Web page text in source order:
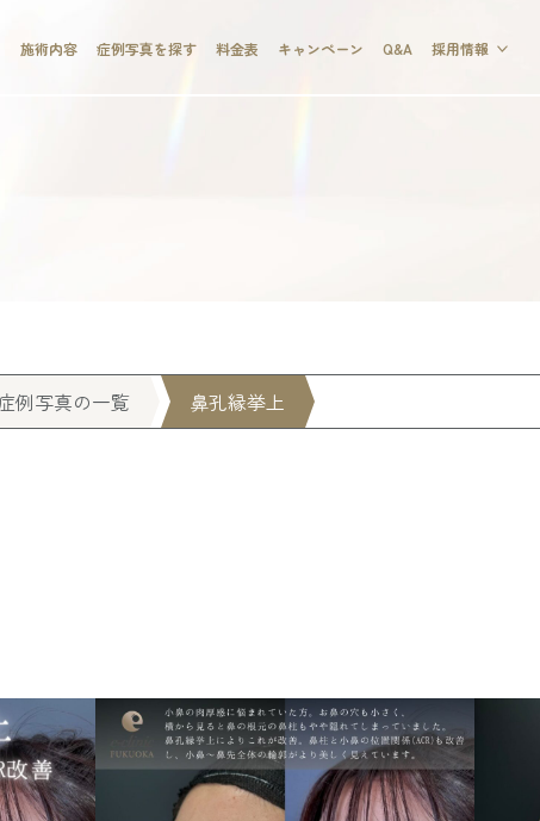
施術内容 症例写真を探す 料金表 キャンペーン Q&A 採用情報
例写真の一覧 鼻孔縁挙上